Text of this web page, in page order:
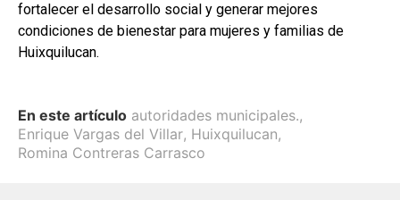
fortalecer el desarrollo social y generar mejores
condiciones de bienestar para mujeres y familias de
Huixquilucan.
En este artículo autoridades municipales.,
Enrique Vargas del Villar, Huixquilucan,
Romina Contreras Carrasco